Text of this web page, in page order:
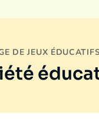
DE JEUX